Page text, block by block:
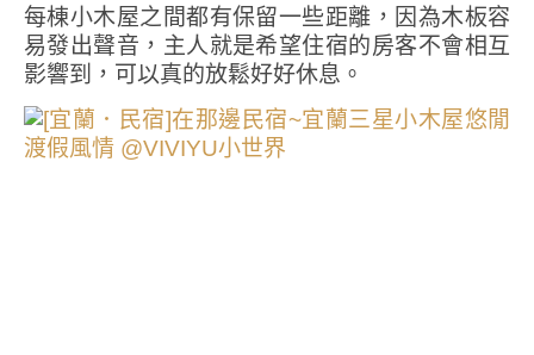
每棟小木屋之間都有保留一些距離，因為木板容
易發出聲音，主人就是希望住宿的房客不會相互
影響到，可以真的放鬆好好休息。